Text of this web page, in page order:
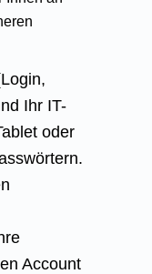
Ihr IT-
oder
Account